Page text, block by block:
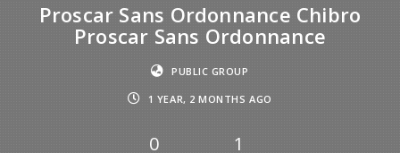
Proscar Sans Ordonnance Chibro
Proscar Sans Ordonnance
PUBLIC GROUP
1 YEAR, 2 MONTHS AGO
0 1